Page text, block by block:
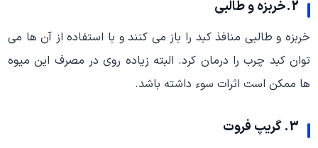
2.خربزه و طالبی
خربزه و طالبی منافذ کبد را باز می کنند و با استفاده از آن ها می
توان کبد چرب را درمان کرد. البته زیاده روی در مصرف این میوه
ها ممکن است اثرات سوء داشته باشد.
3. گریپ فروت